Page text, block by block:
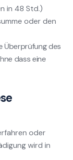
in 48 Std.)
oder den
Überprüfung des
dass eine
oder
wird in